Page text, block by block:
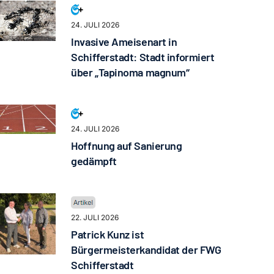
24. JULI 2026
Invasive Ameisenart in
Schifferstadt: Stadt informiert
über „Tapinoma magnum“
24. JULI 2026
Hoffnung auf Sanierung
gedämpft
22. JULI 2026
Patrick Kunz ist
Bürgermeisterkandidat der FWG
Schifferstadt